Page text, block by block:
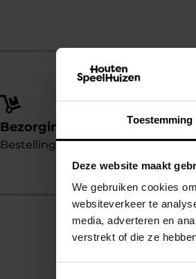
Toestemming
Deze website maakt
We gebruiken cookies
websiteverkeer te
media, adverteren en
verstrekt of die ze
Bezorging of zelf af te halen
Bestelling afhalen? Dat kan altijd!